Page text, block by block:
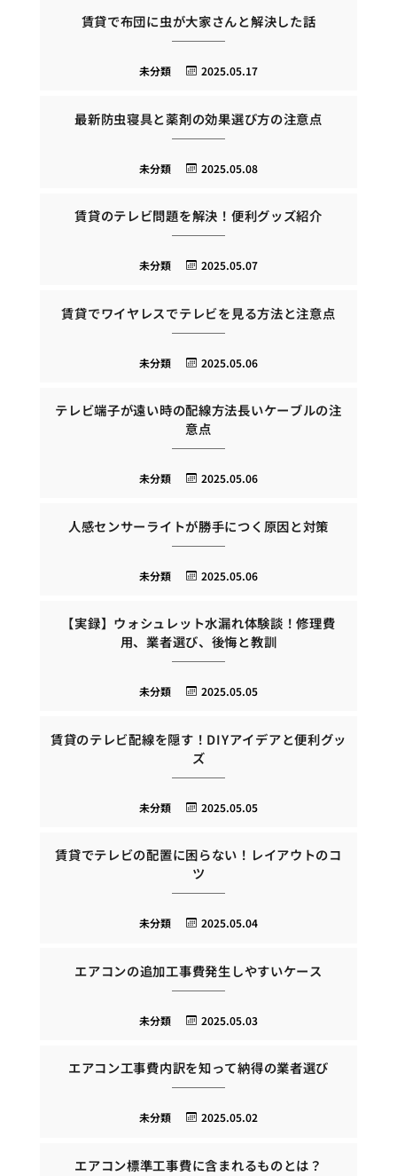
賃貸で布団に虫が大家さんと解決した話
2025.05.17
未分類
最新防虫寝具と薬剤の効果選び方の注意点
2025.05.08
未分類
賃貸のテレビ問題を解決！便利グッズ紹介
2025.05.07
未分類
賃貸でワイヤレスでテレビを見る方法と注意点
2025.05.06
未分類
テレビ端子が遠い時の配線方法長いケーブルの注
意点
2025.05.06
未分類
人感センサーライトが勝手につく原因と対策
2025.05.06
未分類
【実録】ウォシュレット水漏れ体験談！修理費
用、業者選び、後悔と教訓
2025.05.05
未分類
賃貸のテレビ配線を隠す！DIYアイデアと便利グッ
ズ
2025.05.05
未分類
賃貸でテレビの配置に困らない！レイアウトのコ
ツ
2025.05.04
未分類
エアコンの追加工事費発生しやすいケース
2025.05.03
未分類
エアコン工事費内訳を知って納得の業者選び
2025.05.02
未分類
エアコン標準工事費に含まれるものとは？